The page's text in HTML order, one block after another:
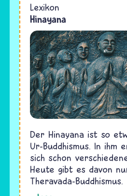
Lexikon
Hinayana
Der Hinayana ist so
Ur-Buddhismus. In ihm
sich schon
Heute gibt es davon
Theravada-Buddhismus.